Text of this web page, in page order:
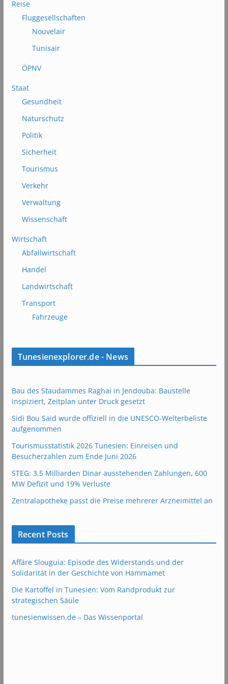
Reise
Fluggesellschaften
Nouvelair
Tunisair
ÖPNV
Staat
Gesundheit
Naturschutz
Politik
Sicherheit
Tourismus
Verkehr
Verwaltung
Wissenschaft
Wirtschaft
Abfallwirtschaft
Handel
Landwirtschaft
Transport
Fahrzeuge
Tunesienexplorer.de - News
Bau des Staudammes Raghai in Jendouba: Baustelle
inspiziert, Zeitplan unter Druck gesetzt
Sidi Bou Said wurde offiziell in die UNESCO-Welterbeliste
aufgenommen
Tourismusstatistik 2026 Tunesien: Einreisen und
Besucherzahlen zum Ende Juni 2026
STEG: 3,5 Milliarden Dinar ausstehenden Zahlungen, 600
MW Defizit und 19% Verluste
Zentralapotheke passt die Preise mehrerer Arzneimittel an
Recent Posts
Affäre Slouguia: Episode des Widerstands und der
Solidarität in der Geschichte von Hammamet
Die Kartoffel in Tunesien: Vom Randprodukt zur
strategischen Säule
tunesienwissen.de – Das Wissenportal